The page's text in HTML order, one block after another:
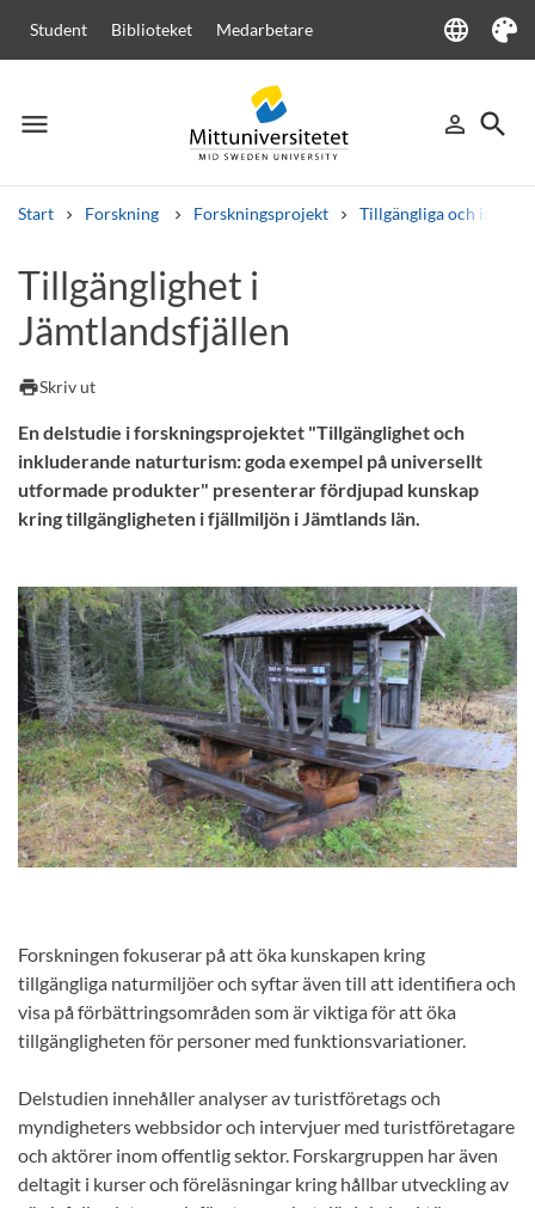
Student Biblioteket Medarbetare language
Language
Tema
menu
Meny person_outline
Logga in
search
Sök
Start Forskning Forskningsprojekt Tillgängliga och
Andra söktjänster
Kurser och programKursplaner
Tillgänglighet i
Jämtlandsfjällen
printSkriv ut
En delstudie i forskningsprojektet "Tillgänglighet och
inkluderande naturturism: goda exempel på universellt
utformade produkter" presenterar fördjupad kunskap
kring tillgängligheten i fjällmiljön i Jämtlands län.
Forskningen fokuserar på att öka kunskapen kring
tillgängliga naturmiljöer och syftar även till att identifiera och
visa på förbättringsområden som är viktiga för att öka
tillgängligheten för personer med funktionsvariationer.
Delstudien innehåller analyser av turistföretags och
myndigheters webbsidor och intervjuer med turistföretagare
och aktörer inom offentlig sektor. Forskargruppen har även
deltagit i kurser och föreläsningar kring hållbar utveckling av